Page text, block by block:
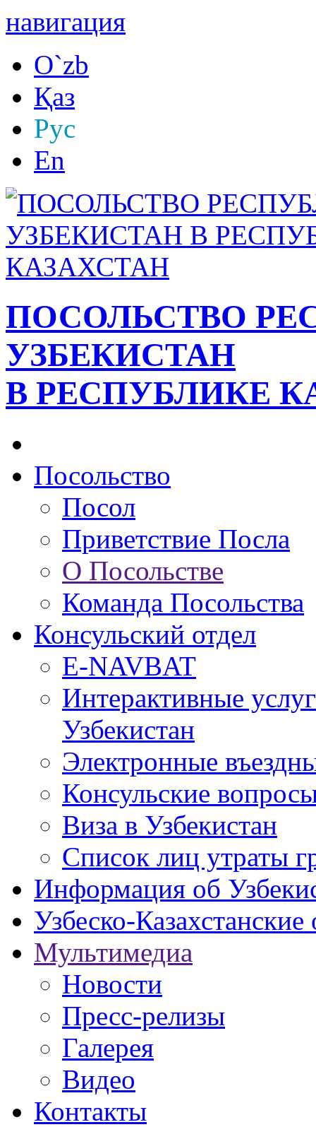
навигация
O`zb
Қаз
Рус
En
ПОСОЛЬСТВО
УЗБЕКИСТАН
В РЕСПУБЛИКЕ
Посольство
Посол
Приветствие Посла
О Посольстве
Команда Посольства
Консульский отдел
E-NAVBAT
Интерактивные
Узбекистан
Электронные
Консульские
Виза в Узбекистан
Список лиц утраты
Информация об
Узбеско-
Мультимедиа
Новости
Пресс-релизы
Галерея
Видео
Контакты